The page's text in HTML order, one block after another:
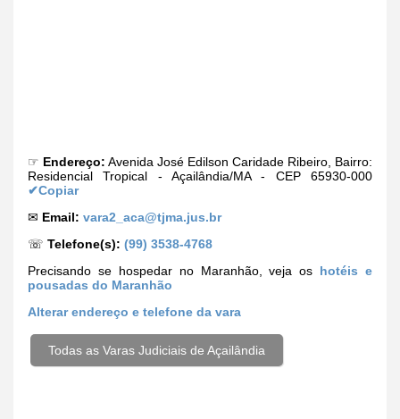
☞ Endereço: Avenida José Edilson Caridade Ribeiro, Bairro:
Residencial Tropical - Açailândia/MA - CEP 65930-000
✔Copiar
✉ Email: vara2_aca@tjma.jus.br
☏ Telefone(s): (99) 3538-4768
Precisando se hospedar no Maranhão, veja os hotéis e
pousadas do Maranhão
Alterarendereço e telefone da vara
Todas as Varas Judiciais de Açailândia